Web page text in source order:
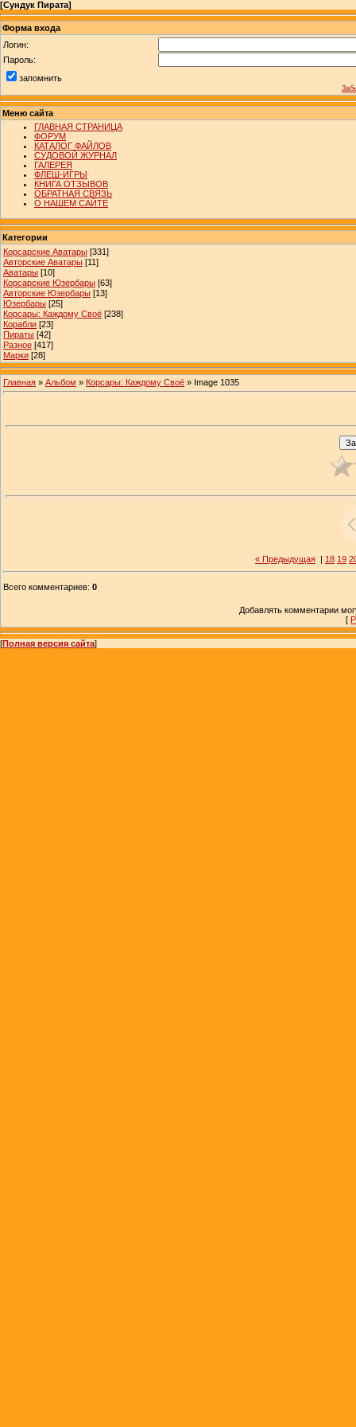
[Сундук Пирата]
Форма входа
Логин:
Пароль:
запомнить
Меню сайта
ГЛАВНАЯ СТРАНИЦА
ФОРУМ
КАТАЛОГ ФАЙЛОВ
СУДОВОЙ ЖУРНАЛ
ГАЛЕРЕЯ
ФЛЕШ-ИГРЫ
КНИГА ОТЗЫВОВ
ОБРАТНАЯ СВЯЗЬ
О НАШЕМ САЙТЕ
Категории
Корсарские Аватары [331]
Авторские Аватары [11]
Аватары [10]
Корсарские Юзербары [63]
Авторские Юзербары [13]
Юзербары [25]
Корсары: Каждому Своё [238]
Корабли [23]
Пираты [42]
Разное [417]
Марки [28]
Главная » Альбом » Корсары: Каждому Своё » Image 1035
« Предыдущая 18 19
Всего комментариев: 0
Добавлять комментарии
[
[Полная версия сайта]